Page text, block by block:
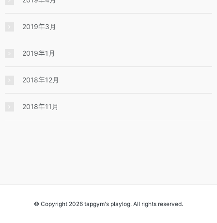
2019年3月
2019年1月
2018年12月
2018年11月
© Copyright 2026 tapgym's playlog. All rights reserved.